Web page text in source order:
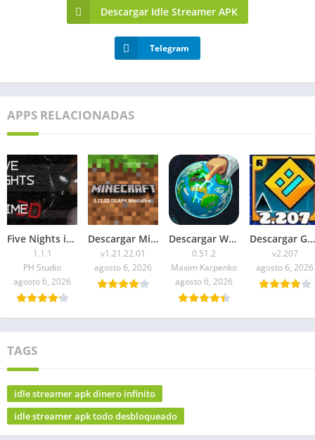
Descargar Idle Streamer APK
Telegram
APPS RELACIONADAS
Five Nights in Anime 3D APK 2026 para Android
1.1.1
PH Studio
agosto 6, 2026
Descargar Minecraft 1.21.22.01 APK Mediafire
v1.21.22.01
agosto 6, 2026
Descargar WorldBox Premium APK Todo Desbloqueado 2026
0.51.2
Maxim Karpenko
agosto 6, 2026
Descargar Geometry Dash 2.207 APK 2026 Todo Desbloqueado
v2.207
agosto 6, 2026
TAGS
idle streamer apk dinero infinito
idle streamer apk todo desbloqueado